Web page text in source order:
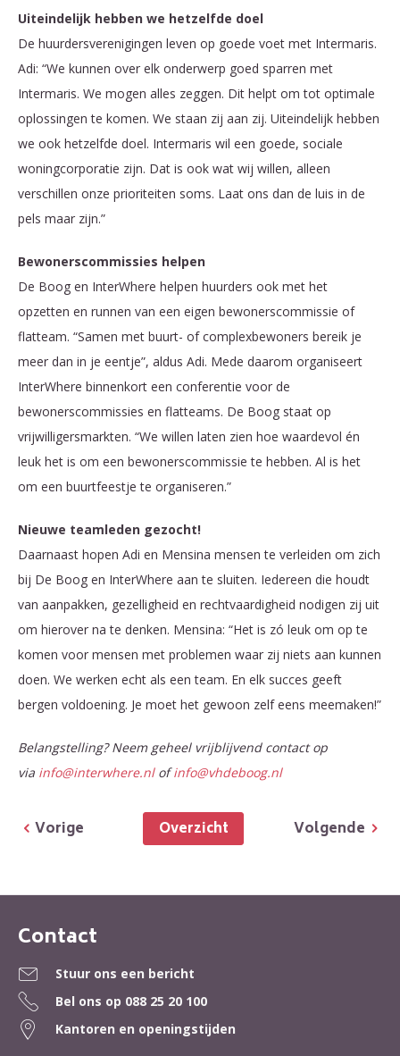
Uiteindelijk hebben we hetzelfde doel
De huurdersverenigingen leven op goede voet met Intermaris.
Adi: “We kunnen over elk onderwerp goed sparren met
Intermaris. We mogen alles zeggen. Dit helpt om tot optimale
oplossingen te komen. We staan zij aan zij. Uiteindelijk hebben
we ook hetzelfde doel. Intermaris wil een goede, sociale
woningcorporatie zijn. Dat is ook wat wij willen, alleen
verschillen onze prioriteiten soms. Laat ons dan de luis in de
pels maar zijn.”
Bewonerscommissies helpen
De Boog en InterWhere helpen huurders ook met het
opzetten en runnen van een eigen bewonerscommissie of
flatteam. “Samen met buurt- of complexbewoners bereik je
meer dan in je eentje”, aldus Adi. Mede daarom organiseert
InterWhere binnenkort een conferentie voor de
bewonerscommissies en flatteams. De Boog staat op
vrijwilligersmarkten. “We willen laten zien hoe waardevol én
leuk het is om een bewonerscommissie te hebben. Al is het
om een buurtfeestje te organiseren.”
Nieuwe teamleden gezocht!
Daarnaast hopen Adi en Mensina mensen te verleiden om zich
bij De Boog en InterWhere aan te sluiten. Iedereen die houdt
van aanpakken, gezelligheid en rechtvaardigheid nodigen zij uit
om hierover na te denken. Mensina: “Het is zó leuk om op te
komen voor mensen met problemen waar zij niets aan kunnen
doen. We werken echt als een team. En elk succes geeft
bergen voldoening. Je moet het gewoon zelf eens meemaken!”
Belangstelling? Neem geheel vrijblijvend contact op
via info@interwhere.nl of info@vhdeboog.nl
Volgende
Overzicht
Vorige
Contactinformatie
Contact
Stuur ons een bericht
Bel ons op 088 25 20 100
Kantoren en openingstijden